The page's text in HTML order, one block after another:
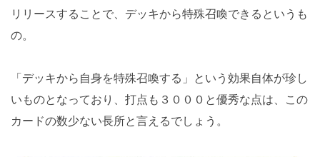
リリースすることで、デッキから特殊召喚できるというも
の。
「デッキから自身を特殊召喚する」という効果自体が珍し
いものとなっており、打点も３０００と優秀な点は、この
カードの数少ない長所と言えるでしょう。